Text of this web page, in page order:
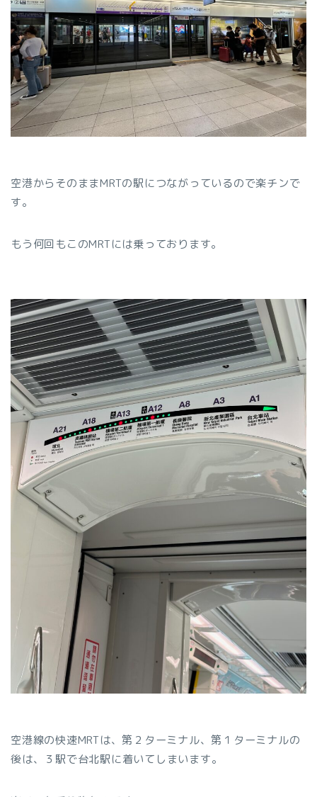
空港からそのままMRTの駅につながっているので楽チンで
す。
もう何回もこのMRTには乗っております。
空港線の快速MRTは、第２ターミナル、第１ターミナルの
後は、３駅で台北駅に着いてしまいます。